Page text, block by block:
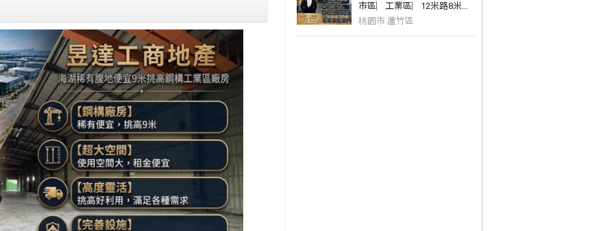
市區︳工業區︳12米路8米挑
高鋼構腹地廠
桃園市 蘆竹區